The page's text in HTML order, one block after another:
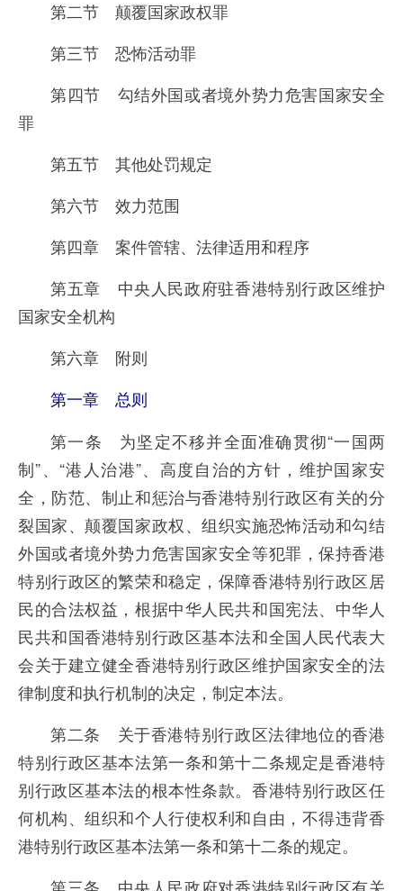
第二节 颠覆国家政权罪
第三节 恐怖活动罪
第四节 勾结外国或者境外势力危害国家安全
罪
第五节 其他处罚规定
第六节 效力范围
第四章 案件管辖、法律适用和程序
第五章 中央人民政府驻香港特别行政区维护
国家安全机构
第六章 附则
第一章 总则
第一条 为坚定不移并全面准确贯彻“一国两
制”、“港人治港”、高度自治的方针，维护国家安
全，防范、制止和惩治与香港特别行政区有关的分
裂国家、颠覆国家政权、组织实施恐怖活动和勾结
外国或者境外势力危害国家安全等犯罪，保持香港
特别行政区的繁荣和稳定，保障香港特别行政区居
民的合法权益，根据中华人民共和国宪法、中华人
民共和国香港特别行政区基本法和全国人民代表大
会关于建立健全香港特别行政区维护国家安全的法
律制度和执行机制的决定，制定本法。
第二条 关于香港特别行政区法律地位的香港
特别行政区基本法第一条和第十二条规定是香港特
别行政区基本法的根本性条款。香港特别行政区任
何机构、组织和个人行使权利和自由，不得违背香
港特别行政区基本法第一条和第十二条的规定。